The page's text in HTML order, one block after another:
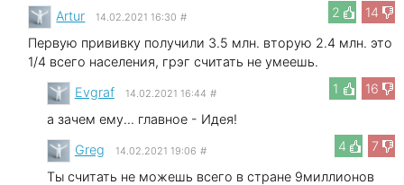
2
14
Artur 14.02.2021 16:30 #
Первую прививку получили 3.5 млн. вторую 2.4 млн. это
1/4 всего населения, грэг считать не умеешь.
1
16
Evgraf 14.02.2021 16:44 #
а зачем ему... главное - Идея!
4
7
Greg 14.02.2021 19:06 #
Ты считать не можешь всего в стране 9миллионов